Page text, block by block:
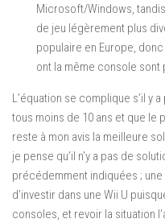
Microsoft/Windows,
de jeu légèrement plus
populaire en Europe,
ont la même console sont
L’équation se complique s’il y
tous moins de 10 ans et que le
reste à mon avis la meilleure
je pense qu’il n’y a pas de
précédemment indiquées ;
d’investir dans une Wii U
consoles, et revoir la situation